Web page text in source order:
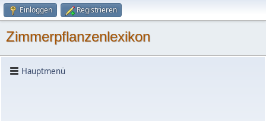
Einloggen Registrieren
Zimmerpflanzenlexikon
Hauptmenü